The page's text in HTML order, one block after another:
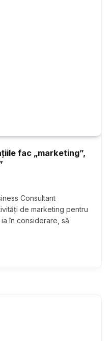
fac „marketing”,
Consultant
de marketing pentru
în considerare, să